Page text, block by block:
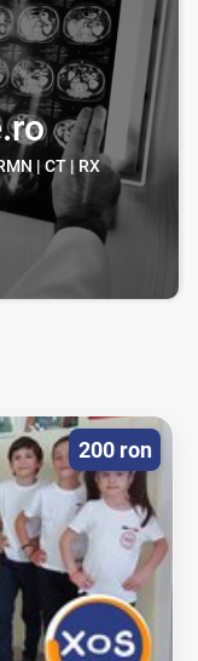
| CT | RX
200 ron